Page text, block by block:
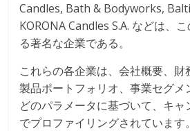
Candles, Bath & Bodyworks,
KORONA Candles S.A. などは、
る著名な企業である。
これらの各企業は、会社概要、財
製品ポートフォリオ、事業セグメ
どのパラメータに基づいて、キャ
でプロファイリングされています。